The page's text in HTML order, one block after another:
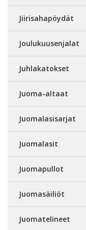
Jiirisahapöydät
Joulukuusenjalat
Juhlakatokset
Juoma-altaat
Juomalasisarjat
Juomalasit
Juomapullot
Juomasäiliöt
Juomatelineet